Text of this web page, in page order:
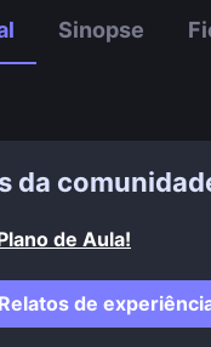
Sinopse
da
de Aula!
Relatos de